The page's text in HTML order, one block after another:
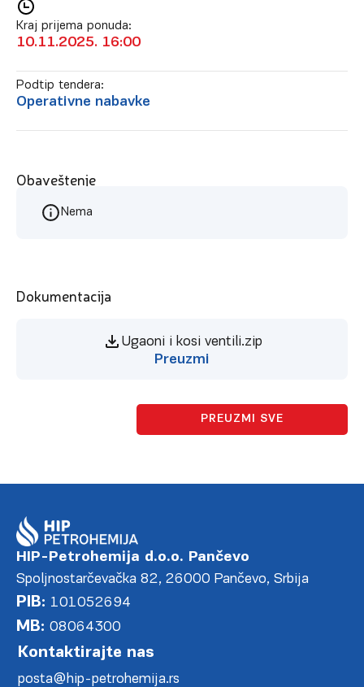
Kraj prijema ponuda:
10.11.2025. 16:00
Podtip tendera:
Operativne nabavke
Obaveštenje
Nema
Dokumentacija
Ugaoni i kosi ventili.zip
Preuzmi
PREUZMI SVE
HIP-Petrohemija d.o.o. Pančevo
Spoljnostarčevačka 82, 26000 Pančevo, Srbija
PIB: 101052694
MB: 08064300
Kontaktirajte nas
posta@hip-petrohemija.rs